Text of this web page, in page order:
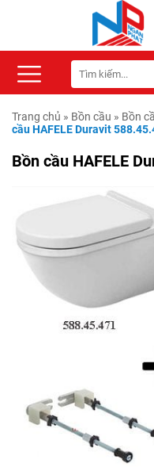
Trang chủ » Bồn cầu » Bồn
cầu HAFELE Duravit
Bồn cầu HAFELE